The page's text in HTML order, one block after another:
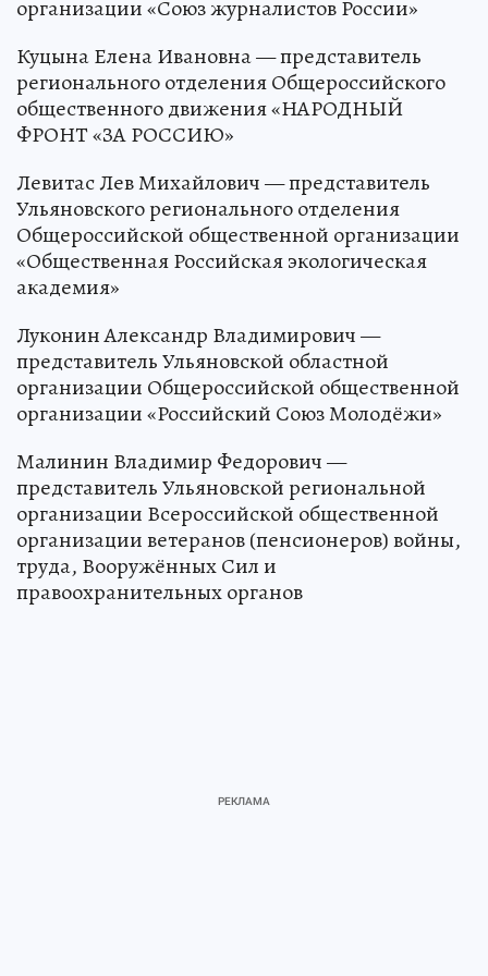
организации «Союз журналистов России»
Куцына Елена Ивановна — представитель
регионального отделения Общероссийского
общественного движения «НАРОДНЫЙ
ФРОНТ «ЗА РОССИЮ»
Левитас Лев Михайлович — представитель
Ульяновского регионального отделения
Общероссийской общественной организации
«Общественная Российская экологическая
академия»
Луконин Александр Владимирович —
представитель Ульяновской областной
организации Общероссийской общественной
организации «Российский Союз Молодёжи»
Малинин Владимир Федорович —
представитель Ульяновской региональной
организации Всероссийской общественной
организации ветеранов (пенсионеров) войны,
труда, Вооружённых Сил и
правоохранительных органов